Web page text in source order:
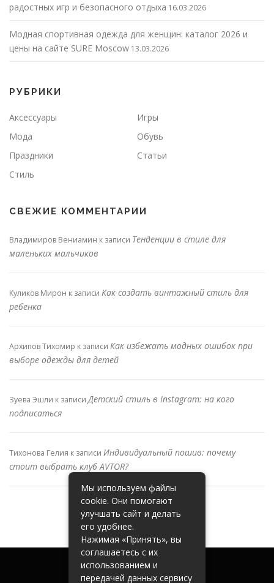
радостных игр и безопасного отдыха 16.03.2026
Модная спортивная одежда для женщин: каталог 2026 и
цены на сайте SURE Moscow 13.03.2026
РУБРИКИ
Аксессуары
Игры
Мода
Обувь
Праздники
Статьи
Стиль
СВЕЖИЕ КОММЕНТАРИИ
Владимиров Вениамин к записи Тенденции в стиле для
маленьких мальчиков
Куликов Мирон к записи Как создать винтажный стиль для
ребенка
Архипов Тихомир к записи Как избежать модных ошибок при
выборе одежды для детей
Зуева Эшли к записиДетский стиль в Instagram: на кого
подписаться
Тихонова Гелия к записи Индивидуальный пошив: почему
стоит выбрать клуб AVTOR?
Мы используем файлы
cookie. Они помогают
улучшать сайт и делать
его удобнее.
Нажимая «Принять», вы
соглашаетесь с их
использованием и
передачей данных сервису